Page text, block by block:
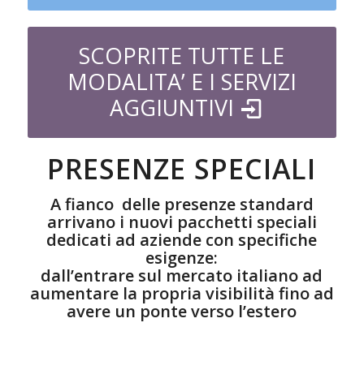
SCOPRITE TUTTE LE
MODALITA’ E I SERVIZI
AGGIUNTIVI
PRESENZE SPECIALI
A fianco delle presenze standard
arrivano i nuovi pacchetti speciali
dedicati ad aziende con specifiche
esigenze:
dall’entrare sul mercato italiano ad
aumentare la propria visibilità fino ad
avere un ponte verso l’estero